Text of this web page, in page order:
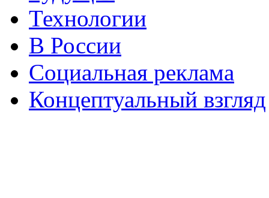
Технологии
В России
Социальная реклама
Концептуальный взгляд